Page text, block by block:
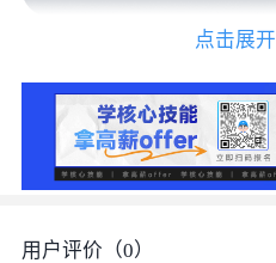
点击展
用户评价（0）